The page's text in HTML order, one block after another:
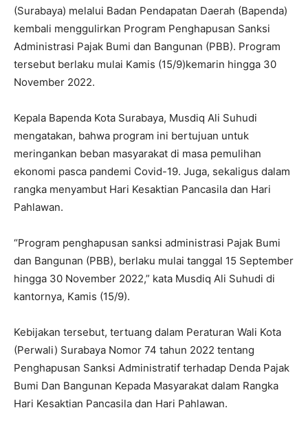
(Surabaya) melalui Badan Pendapatan Daerah (Bapenda)
kembali menggulirkan Program Penghapusan Sanksi
Administrasi Pajak Bumi dan Bangunan (PBB). Program
tersebut berlaku mulai Kamis (15/9)kemarin hingga 30
November 2022.
Kepala Bapenda Kota Surabaya, Musdiq Ali Suhudi
mengatakan, bahwa program ini bertujuan untuk
meringankan beban masyarakat di masa pemulihan
ekonomi pasca pandemi Covid-19. Juga, sekaligus dalam
rangka menyambut Hari Kesaktian Pancasila dan Hari
Pahlawan.
“Program penghapusan sanksi administrasi Pajak Bumi
dan Bangunan (PBB), berlaku mulai tanggal 15 September
hingga 30 November 2022,” kata Musdiq Ali Suhudi di
kantornya, Kamis (15/9).
Kebijakan tersebut, tertuang dalam Peraturan Wali Kota
(Perwali) Surabaya Nomor 74 tahun 2022 tentang
Penghapusan Sanksi Administratif terhadap Denda Pajak
Bumi Dan Bangunan Kepada Masyarakat dalam Rangka
Hari Kesaktian Pancasila dan Hari Pahlawan.